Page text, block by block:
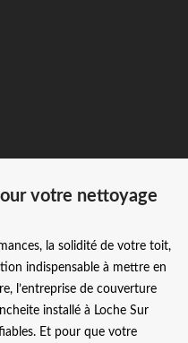
votre nettoyage
la solidité de votre toit,
indispensable à mettre en
l’entreprise de couverture
installé à Loche Sur
Et pour que votre